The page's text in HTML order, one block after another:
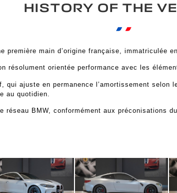
HISTORY OF THE
première main d’origine française, immatriculée
résolument orientée performance avec les
ajuste en permanence l’amortissement selon
au quotidien.
réseau BMW, conformément aux préconisations